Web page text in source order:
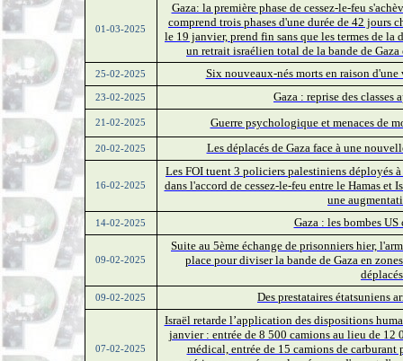
01-03-2025
Gaza: la première phase de cessez-le-feu
comprend trois phases d'une durée de 42 jours
le 19 janvier, prend fin sans que les termes de
un retrait israélien total de la bande de
25-02-2025 Six nouveaux-nés morts en raison
23-02-2025 Gaza : reprise des classes
21-02-2025 Guerre psychologique et menaces de
20-02-2025 Les déplacés de Gaza face à une
16-02-2025
Les FOI tuent 3 policiers palestiniens déployés
dans l'accord de cessez-le-feu entre le Hamas et
une
14-02-2025 Gaza : les bombes
09-02-2025
Suite au 5ème échange de prisonniers hier,
place pour diviser la bande de Gaza en
09-02-2025 Des prestataires étatsuniens
07-02-2025
Israël retarde l’application des dispositions
janvier : entrée de 8 500 camions au lieu de 12
médical, entrée de 15 camions de